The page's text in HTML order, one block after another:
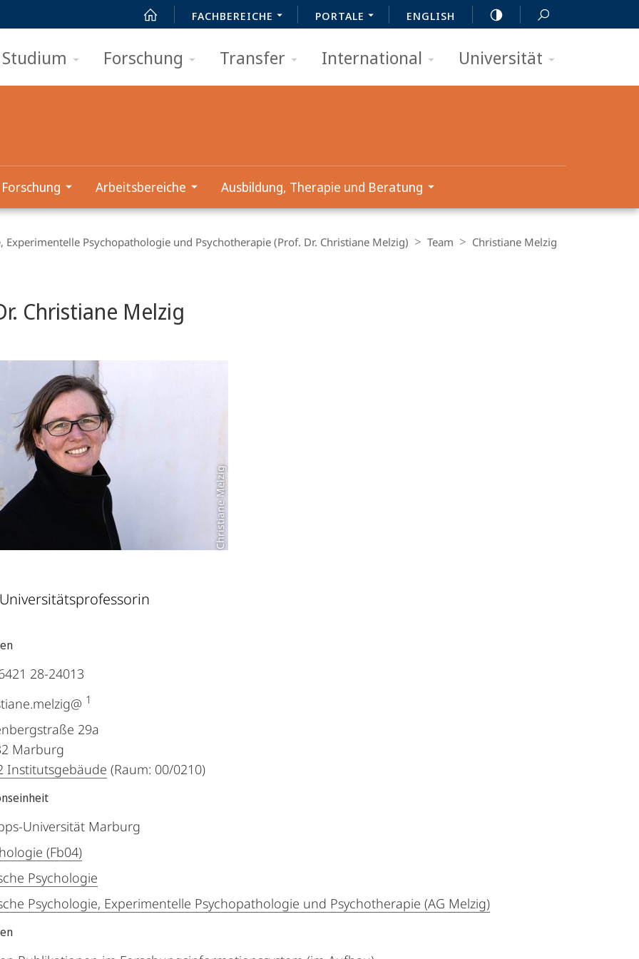
FACHBEREICHE PORTALE ENGLISH
Studium Forschung Transfer International Universität
Forschung Arbeitsbereiche Ausbildung, Therapie und Beratung
Experimentelle Psychopathologie und Psychotherapie (Prof. Dr. Christiane Melzig) Team Christiane Melzig
Christiane Melzig
Christiane Melzig
28-24013
1
29a
Marburg
Institutsgebäude (Raum: 00/0210)
Universität Marburg
(Fb04)
Psychologie
Psychologie, Experimentelle Psychopathologie und Psychotherapie (AG Melzig)